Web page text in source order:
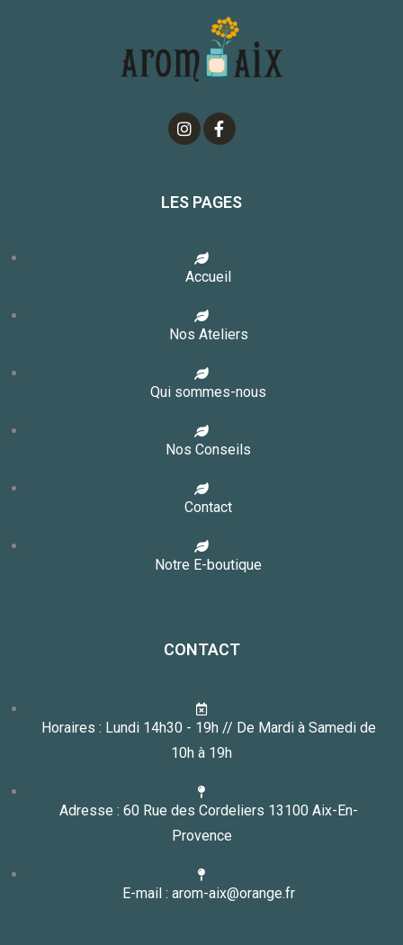
LES PAGES
Accueil
Nos Ateliers
Qui sommes-nous
Nos Conseils
Contact
Notre E-boutique
CONTACT
Horaires : Lundi 14h30 - 19h // De Mardi à Samedi de
10h à 19h
Adresse : 60 Rue des Cordeliers 13100 Aix-En-
Provence
E-mail : arom-aix@orange.fr